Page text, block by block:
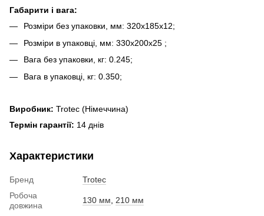
Габарити і вага:
Розміри без упаковки, мм: 320х185х12;
Розміри в упаковці, мм: 330х200х25 ;
Вага без упаковки, кг: 0.245;
Вага в упаковці, кг: 0.350;
Виробник: Trotec (Німеччина)
Термін гарантії: 14 днів
Характеристики
Бренд
Trotec
Робоча
довжина
130 мм 210 мм